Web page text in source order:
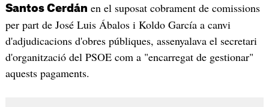
Santos Cerdán en el suposat cobrament de comissions
per part de José Luis Ábalos i Koldo García a canvi
d'adjudicacions d'obres públiques, assenyalava el secretari
d'organització del PSOE com a "encarregat de gestionar"
aquests pagaments.